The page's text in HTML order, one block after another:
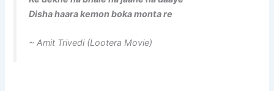
Disha haara kemon boka monta re
~ Amit Trivedi (Lootera Movie)